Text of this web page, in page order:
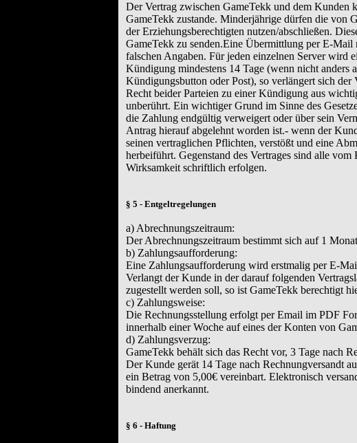
Der Vertrag zwischen GameTekk und dem Kunden
GameTekk zustande. Minderjährige dürfen die von
der Erziehungsberechtigten nutzen/abschließen.
GameTekk zu senden.Eine Übermittlung per E-
falschen Angaben. Für jeden einzelnen Server wird
Kündigung mindestens 14 Tage (wenn nicht anders
Kündigungsbutton oder Post), so verlängert sich
Recht beider Parteien zu einer Kündigung aus
unberührt. Ein wichtiger Grund im Sinne des
die Zahlung endgültig verweigert oder über sein
Antrag hierauf abgelehnt worden ist.- wenn der
seinen vertraglichen Pflichten, verstößt und eine
herbeiführt. Gegenstand des Vertrages sind alle
Wirksamkeit schriftlich erfolgen.
§ 5 - Entgeltregelungen
a) Abrechnungszeitraum:
Der Abrechnungszeitraum bestimmt sich auf 1
b) Zahlungsaufforderung:
Eine Zahlungsaufforderung wird erstmalig per E-
Verlangt der Kunde in der darauf folgenden
zugestellt werden soll, so ist GameTekk berechtigt
c) Zahlungsweise:
Die Rechnungsstellung erfolgt per Email im PDF
innerhalb einer Woche auf eines der Konten von
d) Zahlungsverzug:
GameTekk behält sich das Recht vor, 3 Tage nach
Der Kunde gerät 14 Tage nach Rechnungversandt
ein Betrag von 5,00€ vereinbart. Elektronisch
bindend anerkannt.
§ 6 - Haftung